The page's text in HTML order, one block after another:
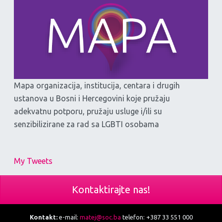
Mapa organizacija, institucija, centara i drugih
ustanova u Bosni i Hercegovini koje pružaju
adekvatnu potporu, pružaju usluge i/ili su
senzibilizirane za rad sa LGBTI osobama
My Tweets
Kontaktirajte nas!
Kontakt:e-mail: matej@soc.ba telefon: +387 33 551 000